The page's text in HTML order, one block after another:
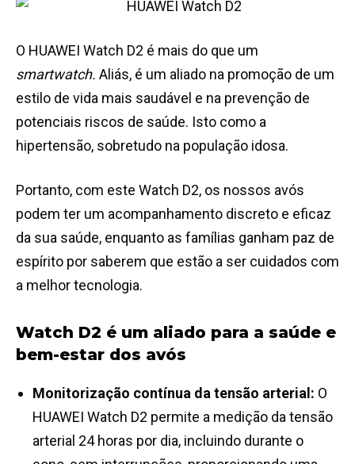
O HUAWEI Watch D2 é mais do que um
smartwatch. Aliás, é um aliado na promoção de um
estilo de vida mais saudável e na prevenção de
potenciais riscos de saúde. Isto como a
hipertensão, sobretudo na população idosa.
Portanto, com este Watch D2, os nossos avós
podem ter um acompanhamento discreto e eficaz
da sua saúde, enquanto as famílias ganham paz de
espírito por saberem que estão a ser cuidados com
a melhor tecnologia.
Watch D2 é um aliado para a saúde e
bem-estar dos avós
Monitorização contínua da tensão arterial: O
HUAWEI Watch D2 permite a medição da tensão
arterial 24 horas por dia, incluindo durante o